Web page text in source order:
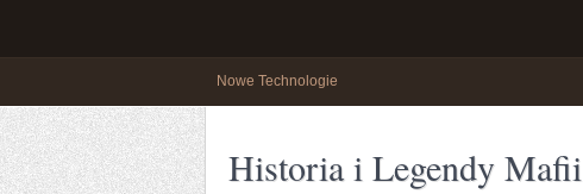
Nowe Technologie
Historia i Legendy Mafii